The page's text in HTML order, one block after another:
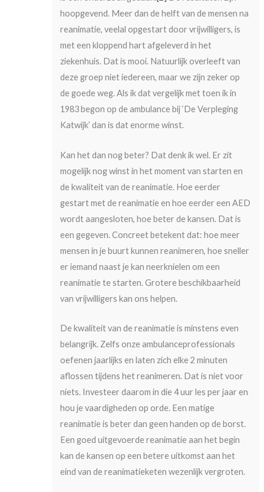
hoopgevend. Meer dan de helft van de mensen na
reanimatie, veelal opgestart door vrijwilligers, is
met een kloppend hart afgeleverd in het
ziekenhuis. Dat is mooi. Natuurlijk overleeft van
deze groep niet iedereen, maar we zijn zeker op
de goede weg. Als ik dat vergelijk met toen ik in
1983 begon op de ambulance bij ‘De Verpleging
Katwijk’ dan is dat enorme winst.
Kan het dan nog beter? Dat denk ik wel. Er zit
mogelijk nog winst in het moment van starten en
de kwaliteit van de reanimatie. Hoe eerder
gestart met de reanimatie en hoe eerder een AED
wordt aangesloten, hoe beter de kansen. Dat is
een gegeven. Concreet betekent dat: hoe meer
mensen in je buurt kunnen reanimeren, hoe sneller
er iemand naast je kan neerknielen om een
reanimatie te starten. Grotere beschikbaarheid
van vrijwilligers kan ons helpen.
De kwaliteit van de reanimatie is minstens even
belangrijk. Zelfs onze ambulanceprofessionals
oefenen jaarlijks en laten zich elke 2 minuten
aflossen tijdens het reanimeren. Dat is niet voor
niets. Investeer daarom in die 4 uur les per jaar en
hou je vaardigheden op orde. Een matige
reanimatie is beter dan geen handen op de borst.
Een goed uitgevoerde reanimatie aan het begin
kan de kansen op een betere uitkomst aan het
eind van de reanimatieketen wezenlijk vergroten.